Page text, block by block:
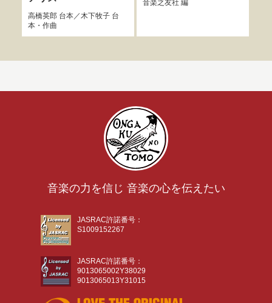
高橋英郎台本／木下牧子台
本・作曲
音楽之友社 編
音楽の力を信じ 音楽の心を伝えたい
JASRAC許諾番号：
S1009152267
JASRAC許諾番号：
9013065002Y38029
9013065013Y31015